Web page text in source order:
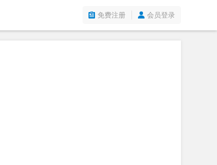
免费注册 会员登录